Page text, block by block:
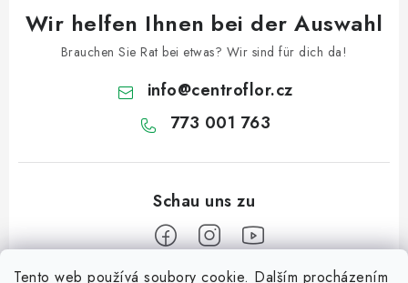
Tento web používá soubory cookie. Dalším procházením
Wir helfen Ihnen bei der Auswahl
Brauchen Sie Rat bei etwas? Wir sind für dich da!
info@centroflor.cz
773 001 763